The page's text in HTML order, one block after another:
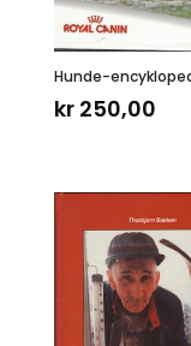
Hunde-
kr250,00